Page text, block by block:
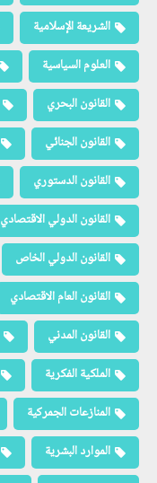
الشريعة الإسلامية
العلوم السياسية
القانون البحري
القانون الجنائي
القانون الدستوري
القانون الدولي الاقتصادي
القانون الدولي الخاص
القانون العام الاقتصادي
القانون المدني
الملكية الفكرية
المنازعات الجمركية
الموارد البشرية